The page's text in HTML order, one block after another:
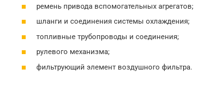
ремень привода вспомогательных агрегатов;
шланги и соединения системы охлаждения;
топливные трубопроводы и соединения;
рулевого механизма;
фильтрующий элемент воздушного фильтра.